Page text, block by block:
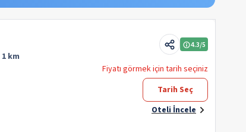
1 km
4.3/5
Fiyatı görmek için tarih seçiniz
Tarih Seç
Oteli İncele